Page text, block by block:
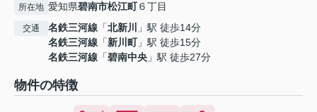
所在地 愛知県碧南市松江町６丁目
交通 名鉄三河線 「北新川
」駅 徒歩14分
名鉄三河線 「新川町」駅 徒歩15分
名鉄三河線 「碧南中央 」駅 徒歩27分
物件の特徴